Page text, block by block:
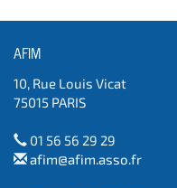
AFIM
10, Rue Louis Vicat
75015 PARIS
01 56 56 29 29
afim@afim.asso.fr